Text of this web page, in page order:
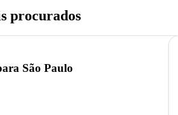
procurados
São Paulo